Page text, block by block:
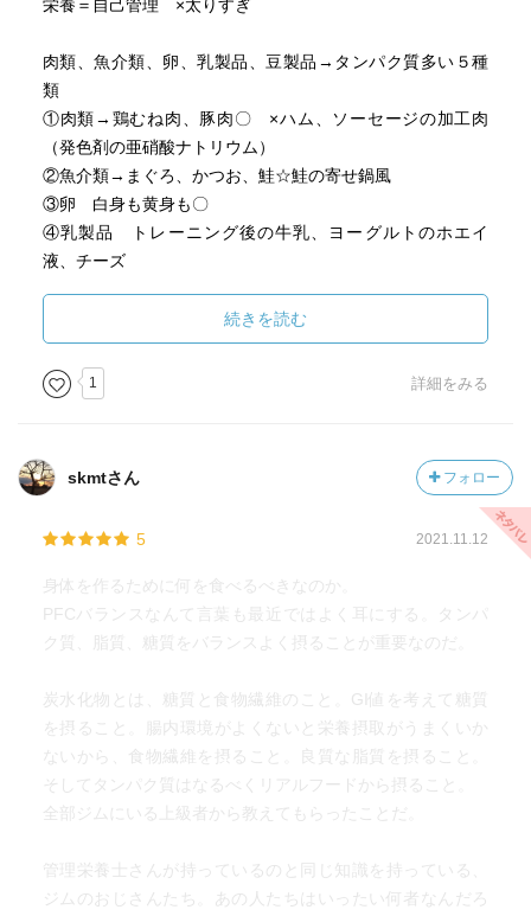
栄養＝自己管理 ×太りすぎ
肉類、魚介類、卵、乳製品、豆製品→タンパク質多い５種
類
①肉類→鶏むね肉、豚肉〇 ×ハム、ソーセージの加工肉
（発色剤の亜硝酸ナトリウム）
②魚介類→まぐろ、かつお、鮭☆鮭の寄せ鍋風
③卵 白身も黄身も〇
④乳製品 トレーニング後の牛乳、ヨーグルトのホエイ
液、チーズ
タンパク質摂取→アミノ酸と窒素酸化物のアンモニアへ→
腎臓で尿素へ→腎臓へ負担
タンパク質は20種のアミノ酸から（８種は必須アミノ酸→
ン、メチオニン、フェニルアラニン、スレオニン、トリプ
トファン、バリン、（幼児の場合はヒスチレンも）
非必須アミノ酸→グリシン（コンビニおにぎりに多い）、
グルタミン酸（うまみ成分） グルタミンとは別（体内の
続きを読む
1 詳細をみる
skmtさん フォロー
5 2021.11.12
身体を作るために何を食べるべきなのか。
PFCバランスなんて言葉も最近ではよく耳にする。タンパ
ク質、脂質、糖質をバランスよく摂ることが重要なのだ。
炭水化物とは、糖質と食物繊維のこと。GI値を考えて糖質
を摂ること。腸内環境がよくないと栄養摂取がうまくいか
ないから、食物繊維を摂ること。良質な脂質を摂ること。
そしてタンパク質はなるべくリアルフードから摂ること。
全部ジムにいる上級者から教えてもらったことだ。
管理栄養士さんが持っているのと同じ知識を持っている、
ジムのおじさんたち。あの人たちはいったい何者なんだろ